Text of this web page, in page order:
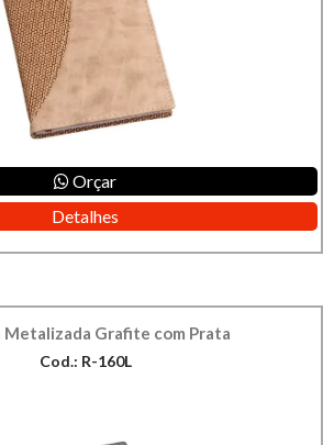
Orçar
Detalhes
Metalizada Grafite com Prata
Cod.: R-160L